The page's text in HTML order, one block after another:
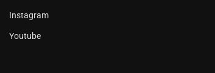
Instagram
Youtube